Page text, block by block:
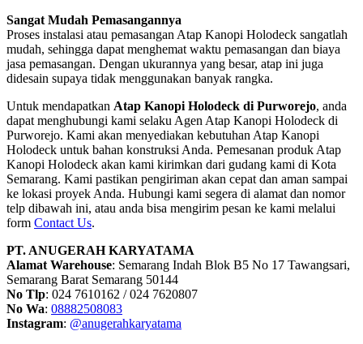
Sangat Mudah Pemasangannya
Proses instalasi atau pemasangan Atap Kanopi Holodeck sangatlah
mudah, sehingga dapat menghemat waktu pemasangan dan biaya
jasa pemasangan. Dengan ukurannya yang besar, atap ini juga
didesain supaya tidak menggunakan banyak rangka.
Untuk mendapatkan Atap Kanopi Holodeck di Purworejo, anda
dapat menghubungi kami selaku Agen Atap Kanopi Holodeck di
Purworejo. Kami akan menyediakan kebutuhan Atap Kanopi
Holodeck untuk bahan konstruksi Anda. Pemesanan produk Atap
Kanopi Holodeck akan kami kirimkan dari gudang kami di Kota
Semarang. Kami pastikan pengiriman akan cepat dan aman sampai
ke lokasi proyek Anda. Hubungi kami segera di alamat dan nomor
telp dibawah ini, atau anda bisa mengirim pesan ke kami melalui
form Contact Us.
PT. ANUGERAH KARYATAMA
Alamat Warehouse: Semarang Indah Blok B5 No 17 Tawangsari,
Semarang Barat Semarang 50144
No Tlp: 024 7610162 / 024 7620807
No Wa: 08882508083
Instagram: @anugerahkaryatama